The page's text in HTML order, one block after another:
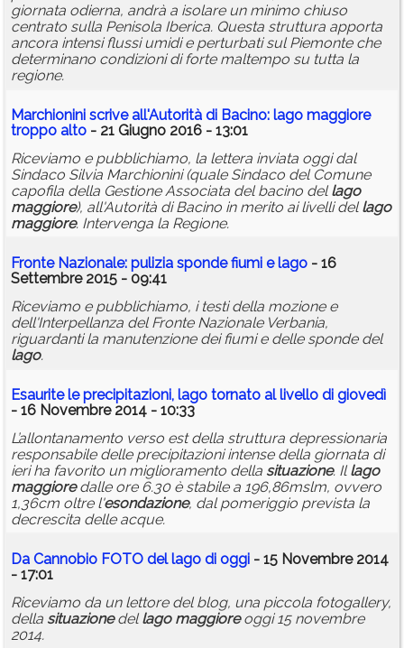
giornata odierna, andrà a isolare un minimo chiuso
centrato sulla Penisola Iberica. Questa struttura apporta
ancora intensi flussi umidi e perturbati sul Piemonte che
determinano condizioni di forte maltempo su tutta la
regione.
Marchionini scrive all'Autorità di Bacino: lago maggiore
troppo alto - 21 Giugno 2016 - 13:01
Riceviamo e pubblichiamo, la lettera inviata oggi dal
Sindaco Silvia Marchionini (quale Sindaco del Comune
capofila della Gestione Associata del bacino dellago
maggiore), all'Autorità di Bacino in merito ai livelli dellago
maggiore. Intervenga la Regione.
Fronte Nazionale: pulizia sponde fiumi elago - 16
Settembre 2015 - 09:41
Riceviamo e pubblichiamo, i testi della mozione e
dell'Interpellanza del Fronte Nazionale Verbania,
riguardanti la manutenzione dei fiumi e delle sponde del
lago.
Esaurite le precipitazioni, lago tornato al livello di giovedì
- 16 Novembre 2014 - 10:33
L’allontanamento verso est della struttura depressionaria
responsabile delle precipitazioni intense della giornata di
ieri ha favorito un miglioramento della situazione. Illago
maggioredalle ore 6.30 è stabile a 196,86mslm, ovvero
1,36cm oltre l'esondazione, dal pomeriggio prevista la
decrescita delle acque.
Da Cannobio FOTO dellago di oggi - 15 Novembre 2014
- 17:01
Riceviamo da un lettore del blog, una piccola fotogallery,
della situazionedellago maggioreoggi 15 novembre
2014.